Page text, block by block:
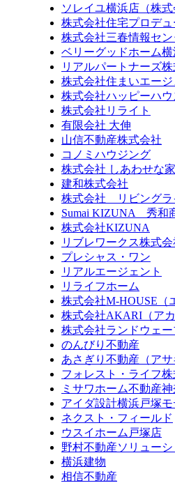
ソレイユ横浜店（株式
株式会社住宅プロデュ
株式会社三春情報セン
ベリーグッドホーム
リアルパートナーズ
株式会社住まいエージ
株式会社ハッピーハウ
株式会社リライト
有限会社 大伸
山信不動産株式会社
コノミハウジング
株式会社 しあわせな家
建和株式会社
株式会社 リビングラ
Sumai KIZUNA 秀和
株式会社KIZUNA
リブレワークス株式会
プレシャス・ワン
リアルエージェント
リライフホーム
株式会社M-HOUSE（
株式会社AKARI（アカ
株式会社ランドウェー
のんびり不動産
あさぎり不動産（アサ
フォレスト・ライフ
ミサワホーム不動産
アイダ設計横浜戸塚
ネクスト・フィールド
ウスイホーム戸塚店
野村不動産ソリューシ
横浜建物
相信不動産